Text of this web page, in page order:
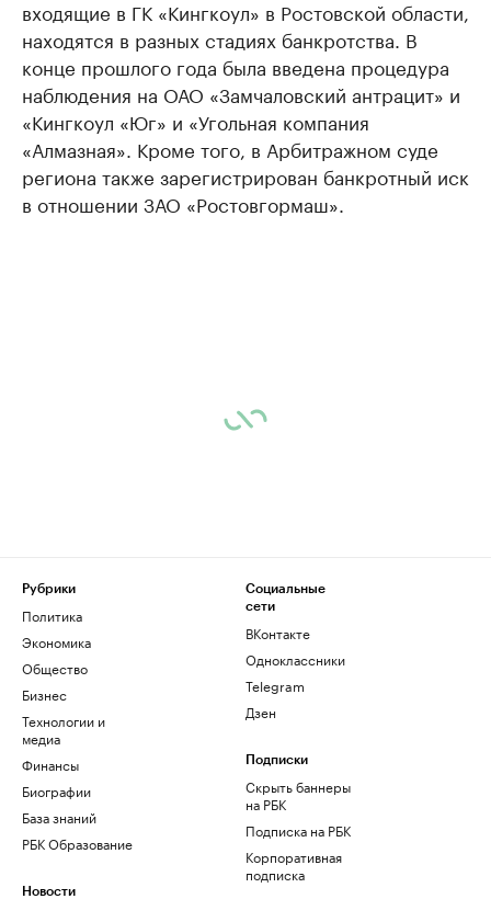
входящие в ГК «Кингкоул» в Ростовской области,
находятся в разных стадиях банкротства. В
конце прошлого года была введена процедура
наблюдения на ОАО «Замчаловский антрацит» и
«Кингкоул «Юг» и «Угольная компания
«Алмазная». Кроме того, в Арбитражном суде
региона также зарегистрирован банкротный иск
в отношении ЗАО «Ростовгормаш».
Рубрики
Политика
Экономика
Общество
Бизнес
Технологии и
медиа
Финансы
Биографии
База знаний
РБК Образование
Новости
Социальные
сети
ВКонтакте
Одноклассники
Telegram
Дзен
Подписки
Скрыть баннеры
на РБК
Подписка на РБК
Корпоративная
подписка